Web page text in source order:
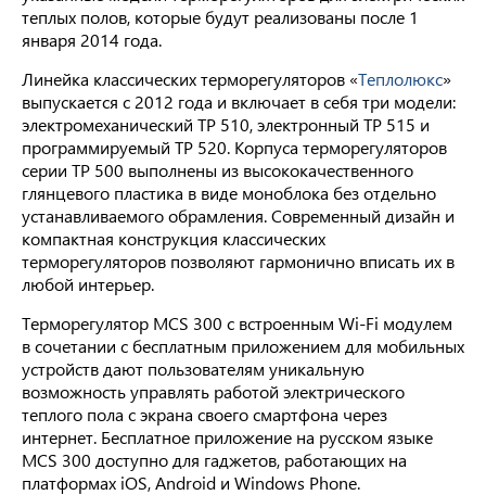
теплых полов, которые будут реализованы после 1
января 2014 года.
Линейка классических терморегуляторов «Теплолюкс»
выпускается с 2012 года и включает в себя три модели:
электромеханический ТР 510, электронный ТР 515 и
программируемый ТР 520. Корпуса терморегуляторов
серии ТР 500 выполнены из высококачественного
глянцевого пластика в виде моноблока без отдельно
устанавливаемого обрамления. Современный дизайн и
компактная конструкция классических
терморегуляторов позволяют гармонично вписать их в
любой интерьер.
Терморегулятор MCS 300 с встроенным Wi-Fi модулем
в сочетании с бесплатным приложением для мобильных
устройств дают пользователям уникальную
возможность управлять работой электрического
теплого пола с экрана своего смартфона через
интернет. Бесплатное приложение на русском языке
MCS 300 доступно для гаджетов, работающих на
платформах iOS, Android и Windows Phone.